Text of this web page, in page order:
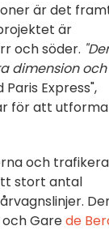
är det
är
och söder.
dimension
Express",
för att utforma
och
stort antal
Garede